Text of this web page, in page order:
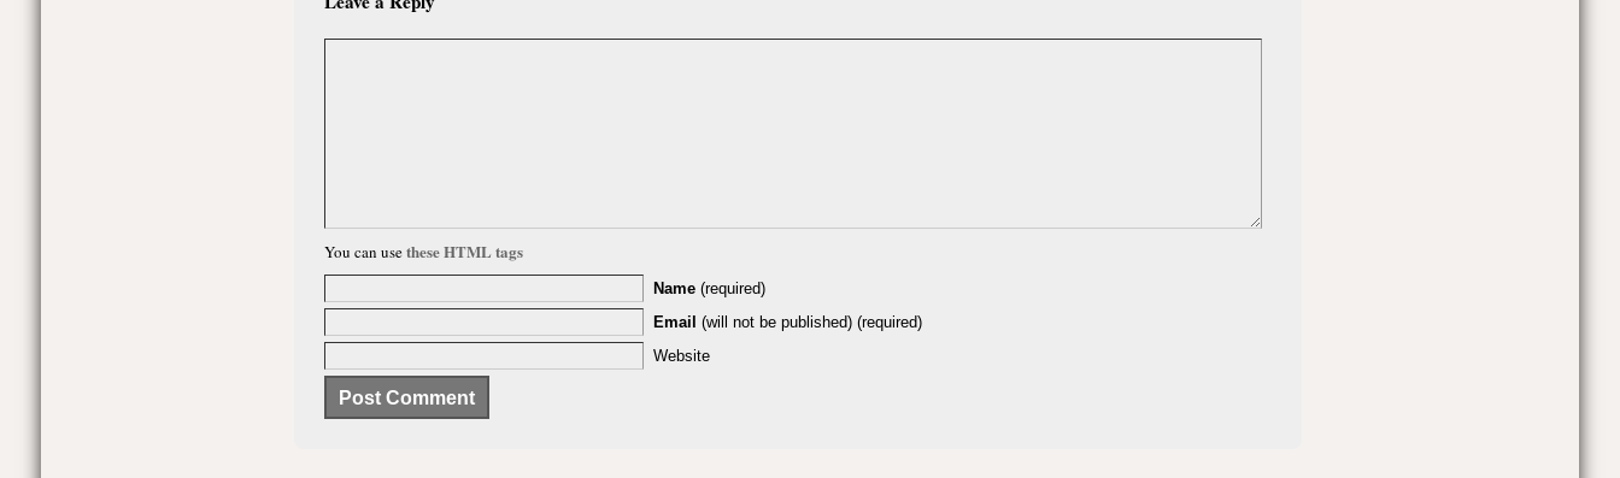
You can usethese HTML tags
Name (required)
Email (will not be published) (required)
Website